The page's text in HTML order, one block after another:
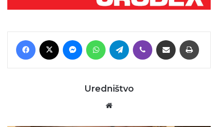
Facebook MessengerWhatsAppTelegram Viber Podijeli putem E-maila
Uredništvo